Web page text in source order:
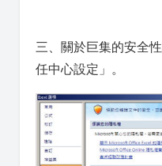
三、關於巨集的安全
任中心設定」。